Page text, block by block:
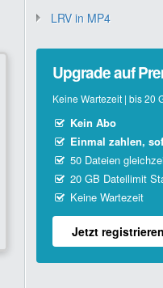
LRV in MP4
Upgrade auf
Keine Wartezeit | bis 20
Kein Abo
Einmal zahlen,
50 Dateien
20 GB Dateilimit
Keine Wartezeit
Jetzt registrieren